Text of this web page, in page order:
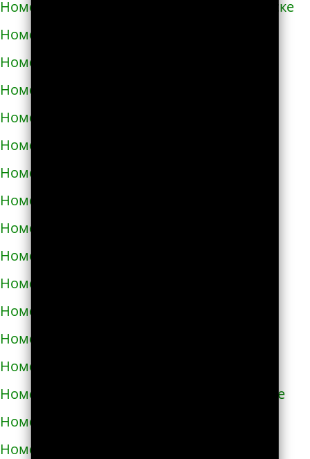
Номера телефонов такси в Южноукраинске
Номера телефонов такси в Яворове
Номера телефонов такси в Яготине
Номера телефонов такси в Абазе
Номера телефонов такси в Абакане
Номера телефонов такси в Абдулино
Номера телефонов такси в Абинске
Номера телефонов такси в Агидели
Номера телефонов такси в Агинском
Номера телефонов такси в Агрызе
Номера телефонов такси в Адыгейске
Номера телефонов такси в Азнакаево
Номера телефонов такси в Азове
Номера телефонов такси в Ак-Довураке
Номера телефонов такси в Академгородке
Номера телефонов такси в Аксае
Номера телефонов такси в Алагире